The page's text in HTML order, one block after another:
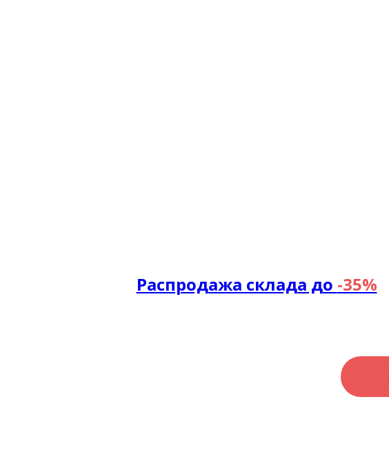
Распродажа склада до -35%